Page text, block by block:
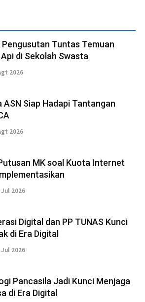
Tuntas Temuan
di Sekolah Swasta
2026
ASN Siap Hadapi Tantangan
2026
MK soal Kuota Internet
Jul 2026
Digital dan PP TUNAS Kunci
di Era Digital
Jul 2026
Pancasila Jadi Kunci Menjaga
di Era Digital